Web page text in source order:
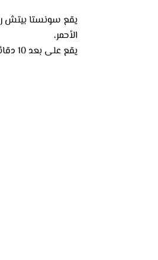
يقع سونستا بيتش
الأحمر،
يقع على بعد 10 دقائق بالسيارة من مطار شرم الشيخ الدولي